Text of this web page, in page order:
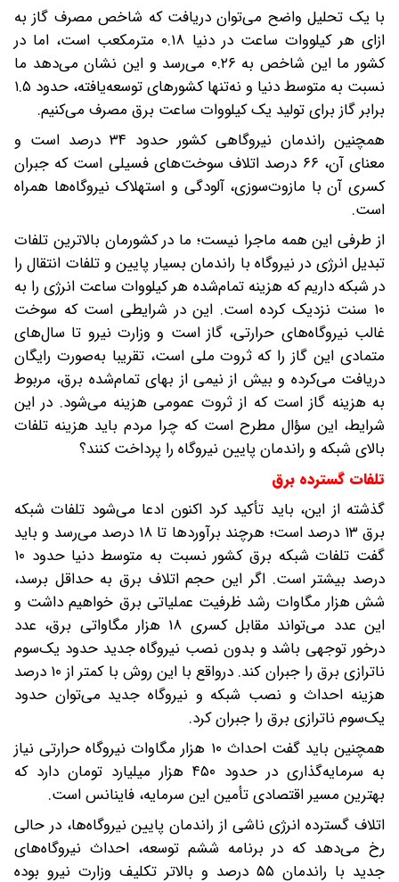
با یک تحلیل واضح می‌توان دریافت که شاخص مصرف گاز به
ازای هر کیلووات ساعت در دنیا ۰.۱۸ مترمکعب است، اما در
کشور ما این شاخص به ۰.۲۶ می‌رسد و این نشان می‌دهد ما
نسبت به متوسط دنیا و نه‌تنها کشور‌های توسعه‌یافته، حدود ۱.۵
برابر گاز برای تولید یک کیلو‌وات ساعت برق مصرف می‌کنیم.
همچنین راندمان نیروگاهی کشور حدود ۳۴ درصد است و
معنای آن، ۶۶ درصد اتلاف سوخت‌های فسیلی است که جبران
کسری آن با مازوت‌سوزی، آلودگی و استهلاک نیروگاه‌ها همراه
است.
از طرفی این همه ماجرا نیست؛ ما در کشورمان بالاترین تلفات
تبدیل انرژی در نیروگاه با راندمان بسیار پایین و تلفات انتقال را
در شبکه داریم که هزینه تمام‌شده هر کیلووات ساعت انرژی را به
۱۰ سنت نزدیک کرده است. این در شرایطی است که سوخت
غالب نیروگاه‌های حرارتی، گاز است و وزارت نیرو تا سال‌های
متمادی این گاز را که ثروت ملی است، تقریبا به‌صورت رایگان
دریافت می‌کرده و بیش از نیمی از بهای تمام‌شده برق، مربوط
به هزینه گاز است که از ثروت عمومی هزینه می‌شود. در این
شرایط، این سؤال مطرح است که چرا مردم باید هزینه تلفات
بالای شبکه و راندمان پایین نیروگاه را‌ پرداخت کنند؟
تلفات گسترده برق
گذشته از این، باید تأکید کرد اکنون ادعا می‌شود تلفات شبکه
برق ۱۳ درصد است؛ هرچند ‌برآوردها تا ۱۸ درصد می‌رسد و باید
گفت ‌تلفات شبکه برق کشور نسبت به متوسط دنیا حدود ۱۰
درصد بیشتر است. اگر این حجم اتلاف برق به حداقل برسد،
شش هزار مگاوات رشد ظرفیت عملیاتی برق خواهیم داشت و
این عدد می‌تواند مقابل کسری ۱۸ هزار مگاواتی برق، عدد
درخور توجهی باشد و بدون نصب نیروگاه جدید حدود یک‌سوم
ناترازی برق را جبران کند. در‌‌واقع با این روش با کمتر از ۱۰ درصد
هزینه احداث و نصب شبکه و نیروگاه جدید می‌توان حدود
یک‌سوم ناترازی برق را جبران کرد.
همچنین باید گفت‌ احداث ۱۰ هزار مگاوات نیروگاه حرارتی نیاز
به سرمایه‌گذاری در حدود ۴۵۰ هزار میلیارد تومان دارد که
بهترین مسیر اقتصادی تأمین این سرمایه، فاینانس است.
اتلاف گسترده انرژی ناشی از راندمان پایین نیروگاه‌ها، در حالی
رخ می‌دهد که در برنامه ششم توسعه، احداث نیروگاه‌های
جدید با راندمان ۵۵ درصد و بالاتر تکلیف وزارت نیرو بوده